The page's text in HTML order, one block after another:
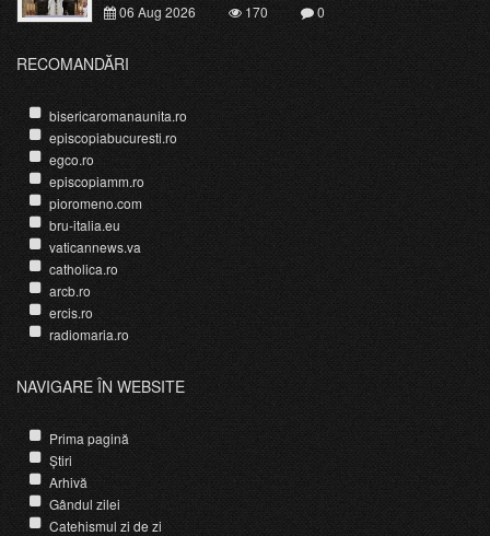
06 Aug 2026
170 0
RECOMANDĂRI
bisericaromanaunita.ro
episcopiabucuresti.ro
egco.ro
episcopiamm.ro
pioromeno.com
bru-italia.eu
vaticannews.va
catholica.ro
arcb.ro
ercis.ro
radiomaria.ro
NAVIGARE ÎN WEBSITE
Prima pagină
Știri
Arhivă
Gândul zilei
Catehismul zi de zi